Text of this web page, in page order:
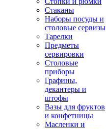
Стаканы
Наборы посуды и
столовые сервизы
Тарелки
Предметы
сервировки
Столовые
приборы
Графины,
декантеры и
штофы
Вазы для фруктов
и конфетницы
Масленки и